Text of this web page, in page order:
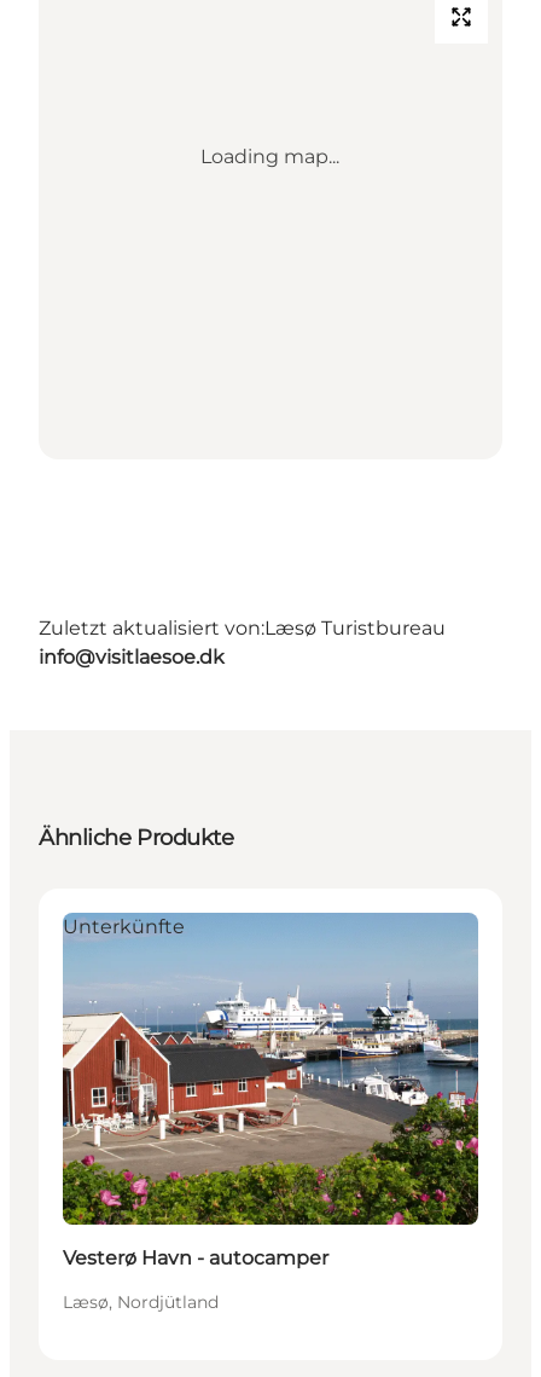
Loading map...
Zuletzt aktualisiert von:Læsø Turistbureau
info@visitlaesoe.dk
Ähnliche Produkte
Unterkünfte
Vesterø Havn - autocamper
Læsø, Nordjütland